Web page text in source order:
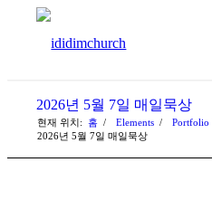
2026년 5월 7일 매일묵상
현재 위치: 홈 / Elements / Portfolio
2026년 5월 7일 매일묵상